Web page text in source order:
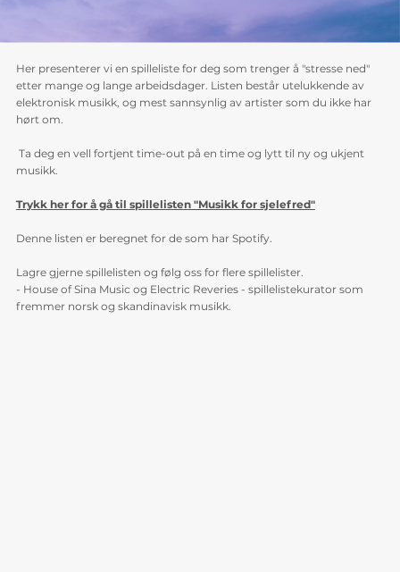
Her presenterer vi en spilleliste for deg som trenger å "stresse ned"
etter mange og lange arbeidsdager. Listen består utelukkende av
elektronisk musikk, og mest sannsynlig av artister som du ikke har
hørt om.
musikk.
Trykk her for å gå til spillelisten "Musikk for sjelefred"
Denne listen er beregnet for de som har Spotify.
Lagre gjerne spillelisten og følg oss for flere spillelister.
- House of Sina Music og Electric Reveries - spillelistekurator som
fremmer norsk og skandinavisk musikk.